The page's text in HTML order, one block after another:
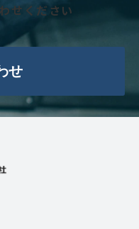
せください
せ